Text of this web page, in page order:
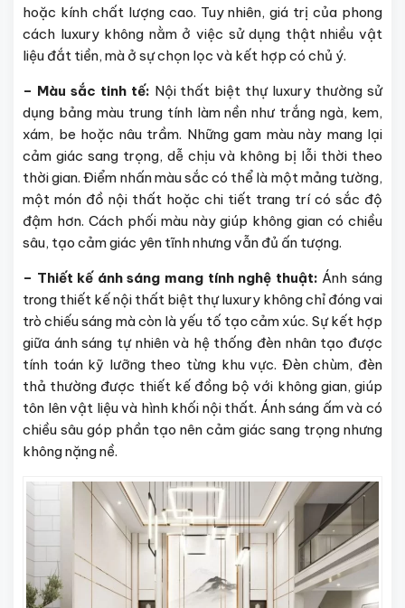
hoặc kính chất lượng cao. Tuy nhiên, giá trị của phong
cách luxury không nằm ở việc sử dụng thật nhiều vật
liệu đắt tiền, mà ở sự chọn lọc và kết hợp có chủ ý.
– Màu sắc tinh tế: Nội thất biệt thự luxury thường sử
dụng bảng màu trung tính làm nền như trắng ngà, kem,
xám, be hoặc nâu trầm. Những gam màu này mang lại
cảm giác sang trọng, dễ chịu và không bị lỗi thời theo
thời gian. Điểm nhấn màu sắc có thể là một mảng tường,
một món đồ nội thất hoặc chi tiết trang trí có sắc độ
đậm hơn. Cách phối màu này giúp không gian có chiều
sâu, tạo cảm giác yên tĩnh nhưng vẫn đủ ấn tượng.
– Thiết kế ánh sáng mang tính nghệ thuật: Ánh sáng
trong thiết kế nội thất biệt thự luxury không chỉ đóng vai
trò chiếu sáng mà còn là yếu tố tạo cảm xúc. Sự kết hợp
giữa ánh sáng tự nhiên và hệ thống đèn nhân tạo được
tính toán kỹ lưỡng theo từng khu vực. Đèn chùm, đèn
thả thường được thiết kế đồng bộ với không gian, giúp
tôn lên vật liệu và hình khối nội thất. Ánh sáng ấm và có
chiều sâu góp phần tạo nên cảm giác sang trọng nhưng
không nặng nề.